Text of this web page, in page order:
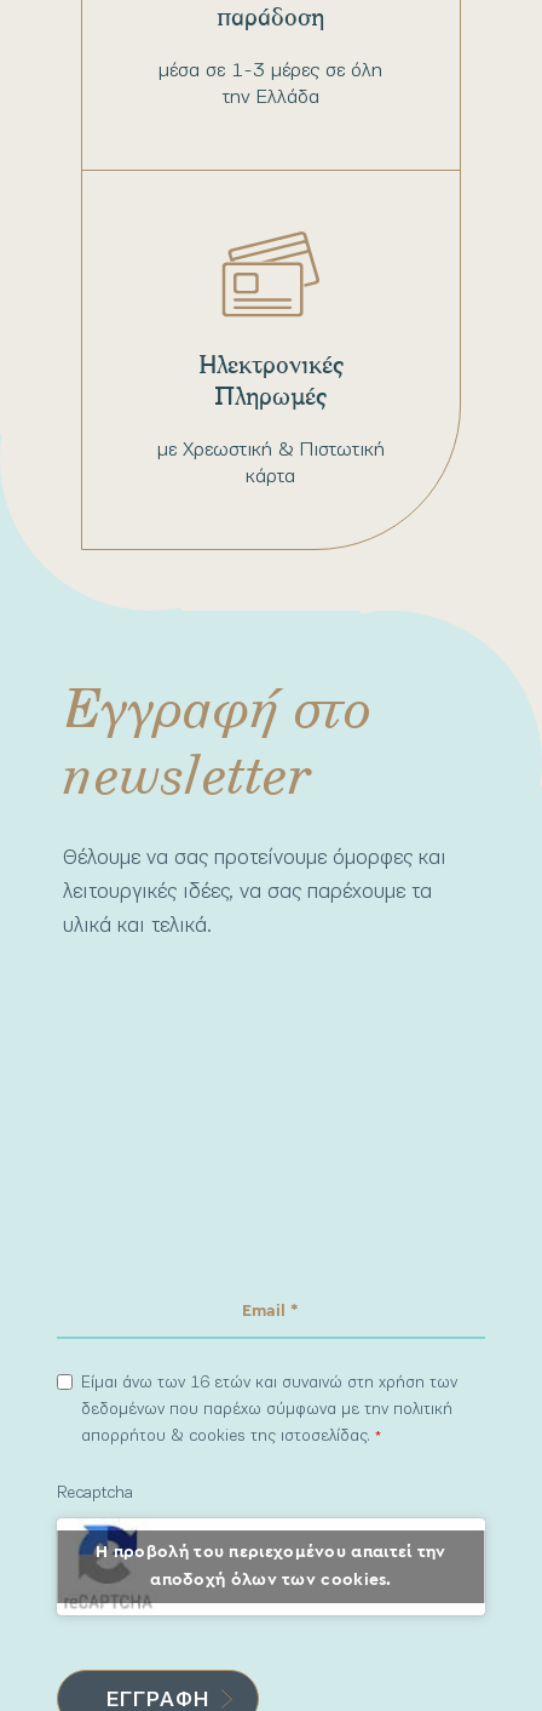
μέσα σε 1-3 μέρες σε όλη
την Ελλάδα
παράδοση
με Χρεωστική & Πιστωτική
κάρτα
Ηλεκτρονικές
Πληρωμές
Εγγραφή στο
newsletter
Θέλουμε να σας προτείνουμε όμορφες και
λειτουργικές ιδέες, να σας παρέχουμε τα
υλικά και τελικά.
Είμαι άνω των 16 ετών και συναινώ στη χρήση των
δεδομένων που παρέχω σύμφωνα με την πολιτική
απορρήτου & cookies της ιστοσελίδας.*
Recaptcha
Η προβολή του περιεχομένου απαιτεί την
αποδοχή όλων των cookies.